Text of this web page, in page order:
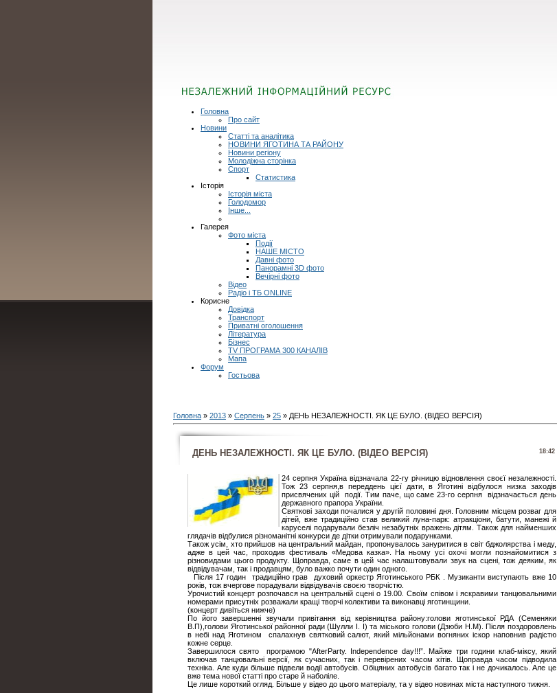
Головна
Про сайт
Новини
Статті та аналітика
НОВИНИ ЯГОТИНА ТА РАЙОНУ
Новини регіону
Молодіжна сторінка
Спорт
Статистика
Історія
Історія міста
Голодомор
Інше...
Галерея
Фото міста
Події
НАШЕ МІСТО
Давні фото
Панорамні 3D фото
Вечірні фото
Відео
Радіо і ТБ ONLINE
Корисне
Довідка
Транспорт
Приватні оголошення
Література
Бізнес
TV ПРОГРАМА 300 КАНАЛІВ
Мапа
Форум
Гостьова
Головна » 2013 » Серпень » 25 » ДЕНЬ НЕЗАЛЕЖНОСТІ. ЯК ЦЕ БУЛО. (ВІДЕО ВЕРСІЯ)
18:42
ДЕНЬ НЕЗАЛЕЖНОСТІ. ЯК ЦЕ БУЛО. (ВІДЕО ВЕРСІЯ)
24 серпня Україна відзначала 22-гу річницю відновлення своєї незалежності.
Тож 23 серпня,в переддень цієї дати, в Яготині відбулося низка заходів
присвячених цій події. Тим паче, що саме 23-го серпня відзначається день
державного прапора України.
Святкові заходи почалися у другій половині дня. Головним місцем розваг для
дітей, вже традиційно став великий луна-парк: атракціони, батути, манежі й
каруселі подарували безліч незабутніх вражень дітям. Також для найменших
глядачів відбулися різноманітні конкурси де дітки отримували подарунками.
Також усім, хто прийшов на центральний майдан, пропонувалось зануритися в світ бджолярства і меду,
адже в цей час, проходив фестиваль «Медова казка». На ньому усі охочі могли познайомитися з
різновидами цього продукту. Щоправда, саме в цей час налаштовували звук на сцені, тож деяким, як
відвідувачам, так і продавцям, було важко почути один одного.
Після 17 годин традиційно грав духовий оркестр Яготинського РБК . Музиканти виступають вже 10
років, тож вчергове порадували відвідувачів своєю творчістю.
Урочистий концерт розпочався на центральній сцені о 19.00. Своїм співом і яскравими танцювальними
номерами присутніх розважали кращі творчі колективи та виконавці яготинщини.
(концерт дивіться нижче)
По його завершенні звучали привітання від керівництва району:голови яготинської РДА (Семеняки
В.П),голови Яготинської районної ради (Шулли І. І) та міського голови (Дзюби Н.М). Після поздоровлень
в небі над Яготином спалахнув святковий салют, який мільйонами вогняних іскор наповнив радістю
кожне серце.
Завершилося свято програмою "AfterParty. Independence day!!!”. Майже три години клаб-міксу, який
включав танцювальні версії, як сучасних, так і перевірених часом хітів. Щоправда часом підводила
техніка. Але куди більше підвели водії автобусів. Обіцяних автобусів багато так і не дочикалось. Але це
вже тема нової статті про старе й наболіле.
Це лише короткий огляд. Більше у відео до цього матеріалу, та у відео новинах міста наступного тижня.